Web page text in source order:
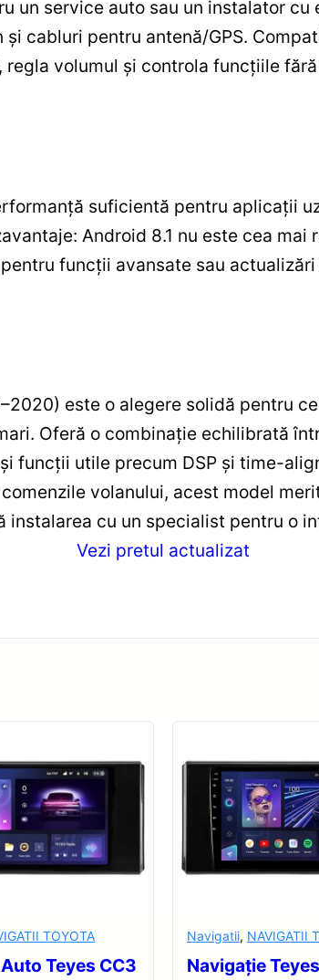
un service auto sau un instalator
cabluri pentru antenă/GPS.
volumul și controla funcțiile
suficientă pentru aplicații
Android 8.1 nu este cea mai
funcții avansate sau
este o alegere solidă pentru
Oferă o combinație echilibrată
funcții utile precum DSP și time-
volanului, acest model
cu un specialist pentru o
Vezi pretul actualizat
TOYOTA
Teyes CC3
Navigatii, NAVIGATII
Navigație